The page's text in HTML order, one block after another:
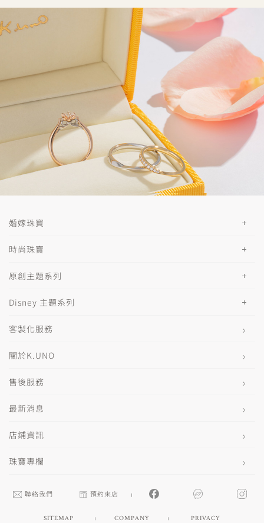
婚嫁珠寶
時尚珠寶
原創主題系列
Disney 主題系列
客製化服務
關於K.UNO
售後服務
最新消息
店鋪資訊
珠寶專欄
聯絡我們 預約來店
SITEMAP COMPANY PRIVACY